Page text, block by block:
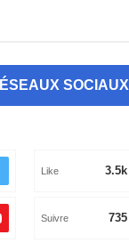
SOCIAUX
3.5k
Like
735
Suivre